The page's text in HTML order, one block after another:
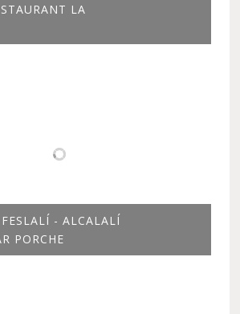
LA
- ALCALALÍ
PORCHE